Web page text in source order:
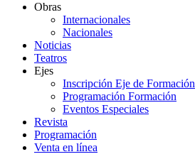
Obras
Internacionales
Nacionales
Noticias
Teatros
Ejes
Inscripción Eje de Formación
Programación Formación
Eventos Especiales
Revista
Programación
Venta en línea